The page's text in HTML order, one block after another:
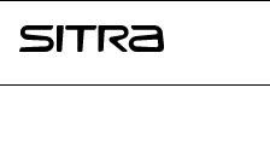
Skip to
content
Sitra